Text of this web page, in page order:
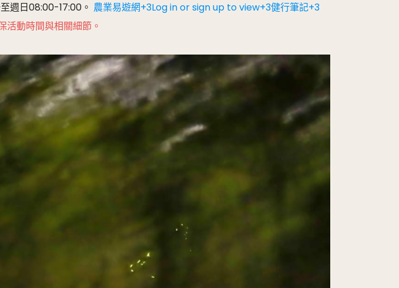
週日08:00-17:00。
農業易遊網+3Log in or sign up to view+3健行筆記+3
活動時間與相關細節。